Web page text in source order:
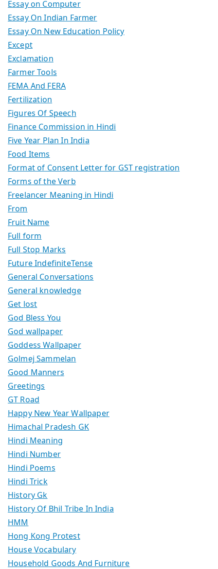
Essay on Computer
Essay On Indian Farmer
Essay On New Education Policy
Except
Exclamation
Farmer Tools
FEMA And FERA
Fertilization
Figures Of Speech
Finance Commission in Hindi
Five Year Plan In India
Food Items
Format of Consent Letter for GST registration
Forms of the Verb
Freelancer Meaning in Hindi
From
Fruit Name
Full form
Full Stop Marks
Future IndefiniteTense
General Conversations
General knowledge
Get lost
God Bless You
God wallpaper
Goddess Wallpaper
Golmej Sammelan
Good Manners
Greetings
GT Road
Happy New Year Wallpaper
Himachal Pradesh GK
Hindi Meaning
Hindi Number
Hindi Poems
Hindi Trick
History Gk
History Of Bhil Tribe In India
HMM
Hong Kong Protest
House Vocabulary
Household Goods And Furniture